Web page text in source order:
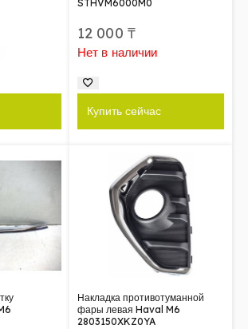
STHVM6000M0
12 000 ₸
Нет в наличии
Купить сейчас
Накладка противотуманной
фары левая Haval M6
2803150XKZ0YA